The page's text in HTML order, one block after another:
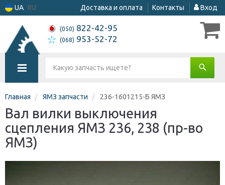
UA RU Доставка и оплата Контакты Вход
(050) 822-42-95
(068) 953-52-72
Главная ЯМЗ запчасти 236-1601215-Б ЯМЗ
Вал вилки выключения
сцепления ЯМЗ 236, 238 (пр-во
ЯМЗ)